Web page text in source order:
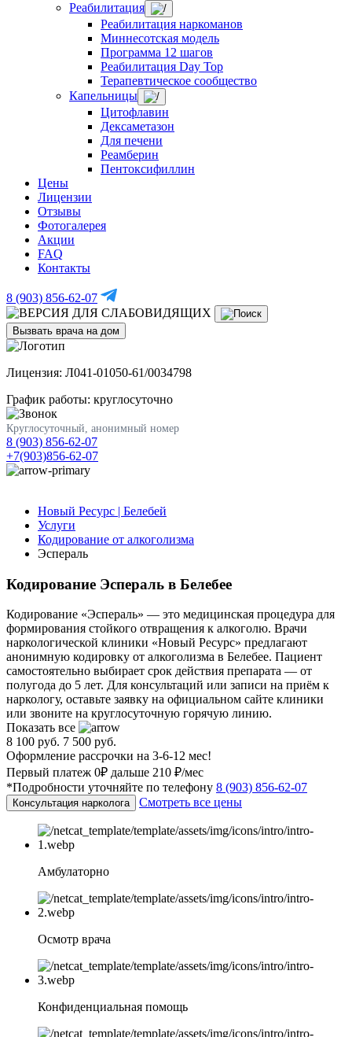
Реабилитация
Реабилитация наркоманов
Миннесотская модель
Программа 12 шагов
Реабилитация Day Top
Терапевтическое сообщество
Капельницы
Цитофлавин
Дексаметазон
Для печени
Реамберин
Пентоксифиллин
Цены
Лицензии
Отзывы
Фотогалерея
Акции
FAQ
Контакты
8 (903) 856-62-07
Вызвать врача на дом
Лицензия: Л041-01050-61/0034798
График работы: круглосуточно
Круглосуточный, анонимный номер
8 (903) 856-62-07
+7(903)856-62-07
Новый Ресурс | Белебей
Услуги
Кодирование от алкоголизма
Эспераль
Кодирование Эспераль в Белебее
Кодирование «Эспераль» — это медицинская процедура для
формирования стойкого отвращения к алкоголю. Врачи
наркологической клиники «Новый Ресурс» предлагают
анонимную кодировку от алкоголизма в Белебее. Пациент
самостоятельно выбирает срок действия препарата — от
полугода до 5 лет. Для консультаций или записи на приём к
наркологу, оставьте заявку на официальном сайте клиники
или звоните на круглосуточную горячую линию.
Показать все
8 100 руб. 7 500 руб.
Оформление рассрочки на 3-6-12 мес!
Первый платеж 0₽ дальше 210 ₽/мес
*Подробности уточняйте по телефону 8 (903) 856-62-07
Консультация нарколога Смотреть все цены
Амбулаторно
Осмотр врача
Конфиденциальная помощь